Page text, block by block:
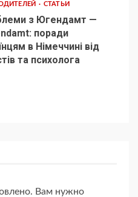
СТАТЬИ
з Югендамт —
поради
в Німеччині від
та психолога
Вам нужно